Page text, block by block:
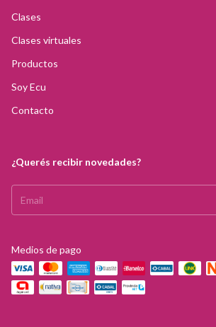
Clases
Clases virtuales
Productos
Soy Ecu
Contacto
¿Querés recibir novedades?
Medios de pago